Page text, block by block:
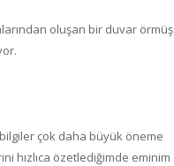
oluşan bir duvar örmüş
çok daha büyük öneme
hızlıca özetlediğimde eminim